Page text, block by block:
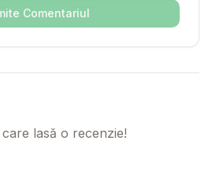
Comentariul
lasă o recenzie!